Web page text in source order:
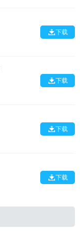
下载
下载
下载
下载